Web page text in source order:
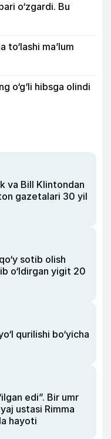
o‘zgardi. Bu
to‘lashi ma’lum
o‘g‘li hibsga olindi
va Bill Klintondan
gazetalari 30 yil
sotib olish
o‘ldirgan yigit 20
qurilishi bo‘yicha
edi”. Bir umr
ustasi Rimma
hayoti